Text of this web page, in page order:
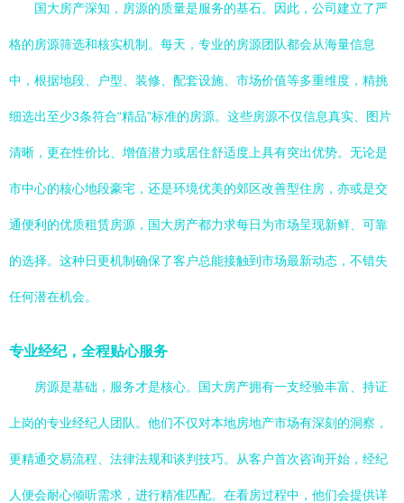
国大房产深知，房源的质量是服务的基石。因此，公司建立了严
格的房源筛选和核实机制。每天，专业的房源团队都会从海量信息
中，根据地段、户型、装修、配套设施、市场价值等多重维度，精挑
细选出至少3条符合“精品”标准的房源。这些房源不仅信息真实、图片
清晰，更在性价比、增值潜力或居住舒适度上具有突出优势。无论是
市中心的核心地段豪宅，还是环境优美的郊区改善型住房，亦或是交
通便利的优质租赁房源，国大房产都力求每日为市场呈现新鲜、可靠
的选择。这种日更机制确保了客户总能接触到市场最新动态，不错失
任何潜在机会。
专业经纪，全程贴心服务
房源是基础，服务才是核心。国大房产拥有一支经验丰富、持证
上岗的专业经纪人团队。他们不仅对本地房地产市场有深刻的洞察，
更精通交易流程、法律法规和谈判技巧。从客户首次咨询开始，经纪
人便会耐心倾听需求，进行精准匹配。在看房过程中，他们会提供详